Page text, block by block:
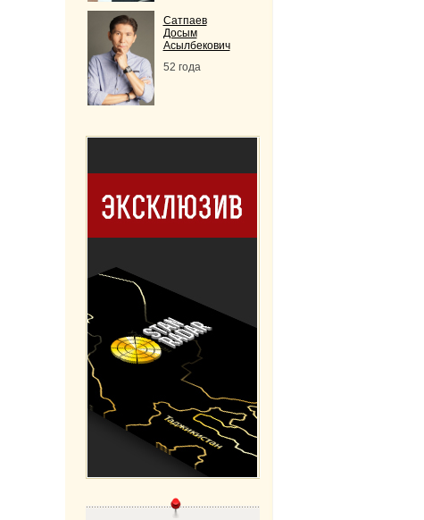
Сатпаев
Досым
Асылбекович
52 года